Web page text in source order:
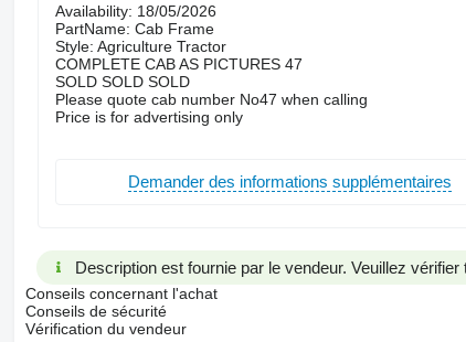
Availability: 18/05/2026
PartName: Cab Frame
Style: Agriculture Tractor
COMPLETE CAB AS PICTURES 47
SOLD SOLD SOLD
Please quote cab number No47 when calling
Price is for advertising only
Demander des informations supplémentaires
Description est fournie par le vendeur. Veuillez
Conseils concernant l'achat
Conseils de sécurité
Vérification du vendeur